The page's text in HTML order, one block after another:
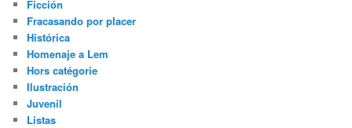
Ficción
Fracasando por placer
Histórica
Homenaje a Lem
Hors catégorie
Ilustración
Juvenil
Listas